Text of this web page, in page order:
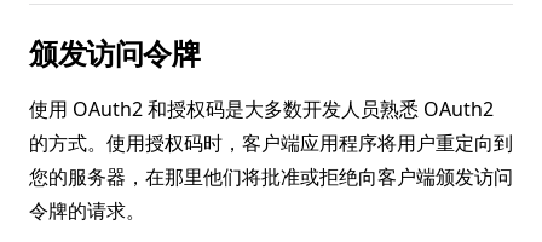
颁发访问令牌
使用 OAuth2 和授权码是大多数开发人员熟悉 OAuth2
的方式。使用授权码时，客户端应用程序将用户重定向到
您的服务器，在那里他们将批准或拒绝向客户端颁发访问
令牌的请求。